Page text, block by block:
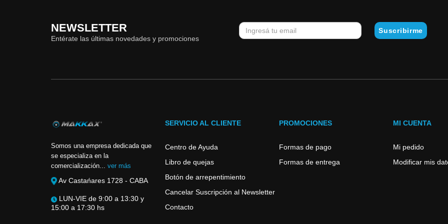
NEWSLETTER
Entérate las últimas novedades y promociones
Somos una empresa dedicada que
se especializa en la
comercialización... ver más
Av Castańares 1728 - CABA
LUN-VIE de 9:00 a 13:30 y
15:00 a 17:30 hs
SERVICIO AL CLIENTE
Centro de Ayuda
Libro de quejas
Botón de arrepentimiento
Cancelar Suscripción al Newsletter
Contacto
PROMOCIONES
Formas de pago
Formas de entrega
MI CUENTA
Mi pedido
Modificar mis